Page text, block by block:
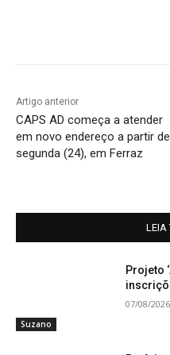
Artigo anterior
CAPS AD começa a atender
em novo endereço a partir de
segunda (24), em Ferraz
LEIA
Suzano
Projeto
07/08/2026